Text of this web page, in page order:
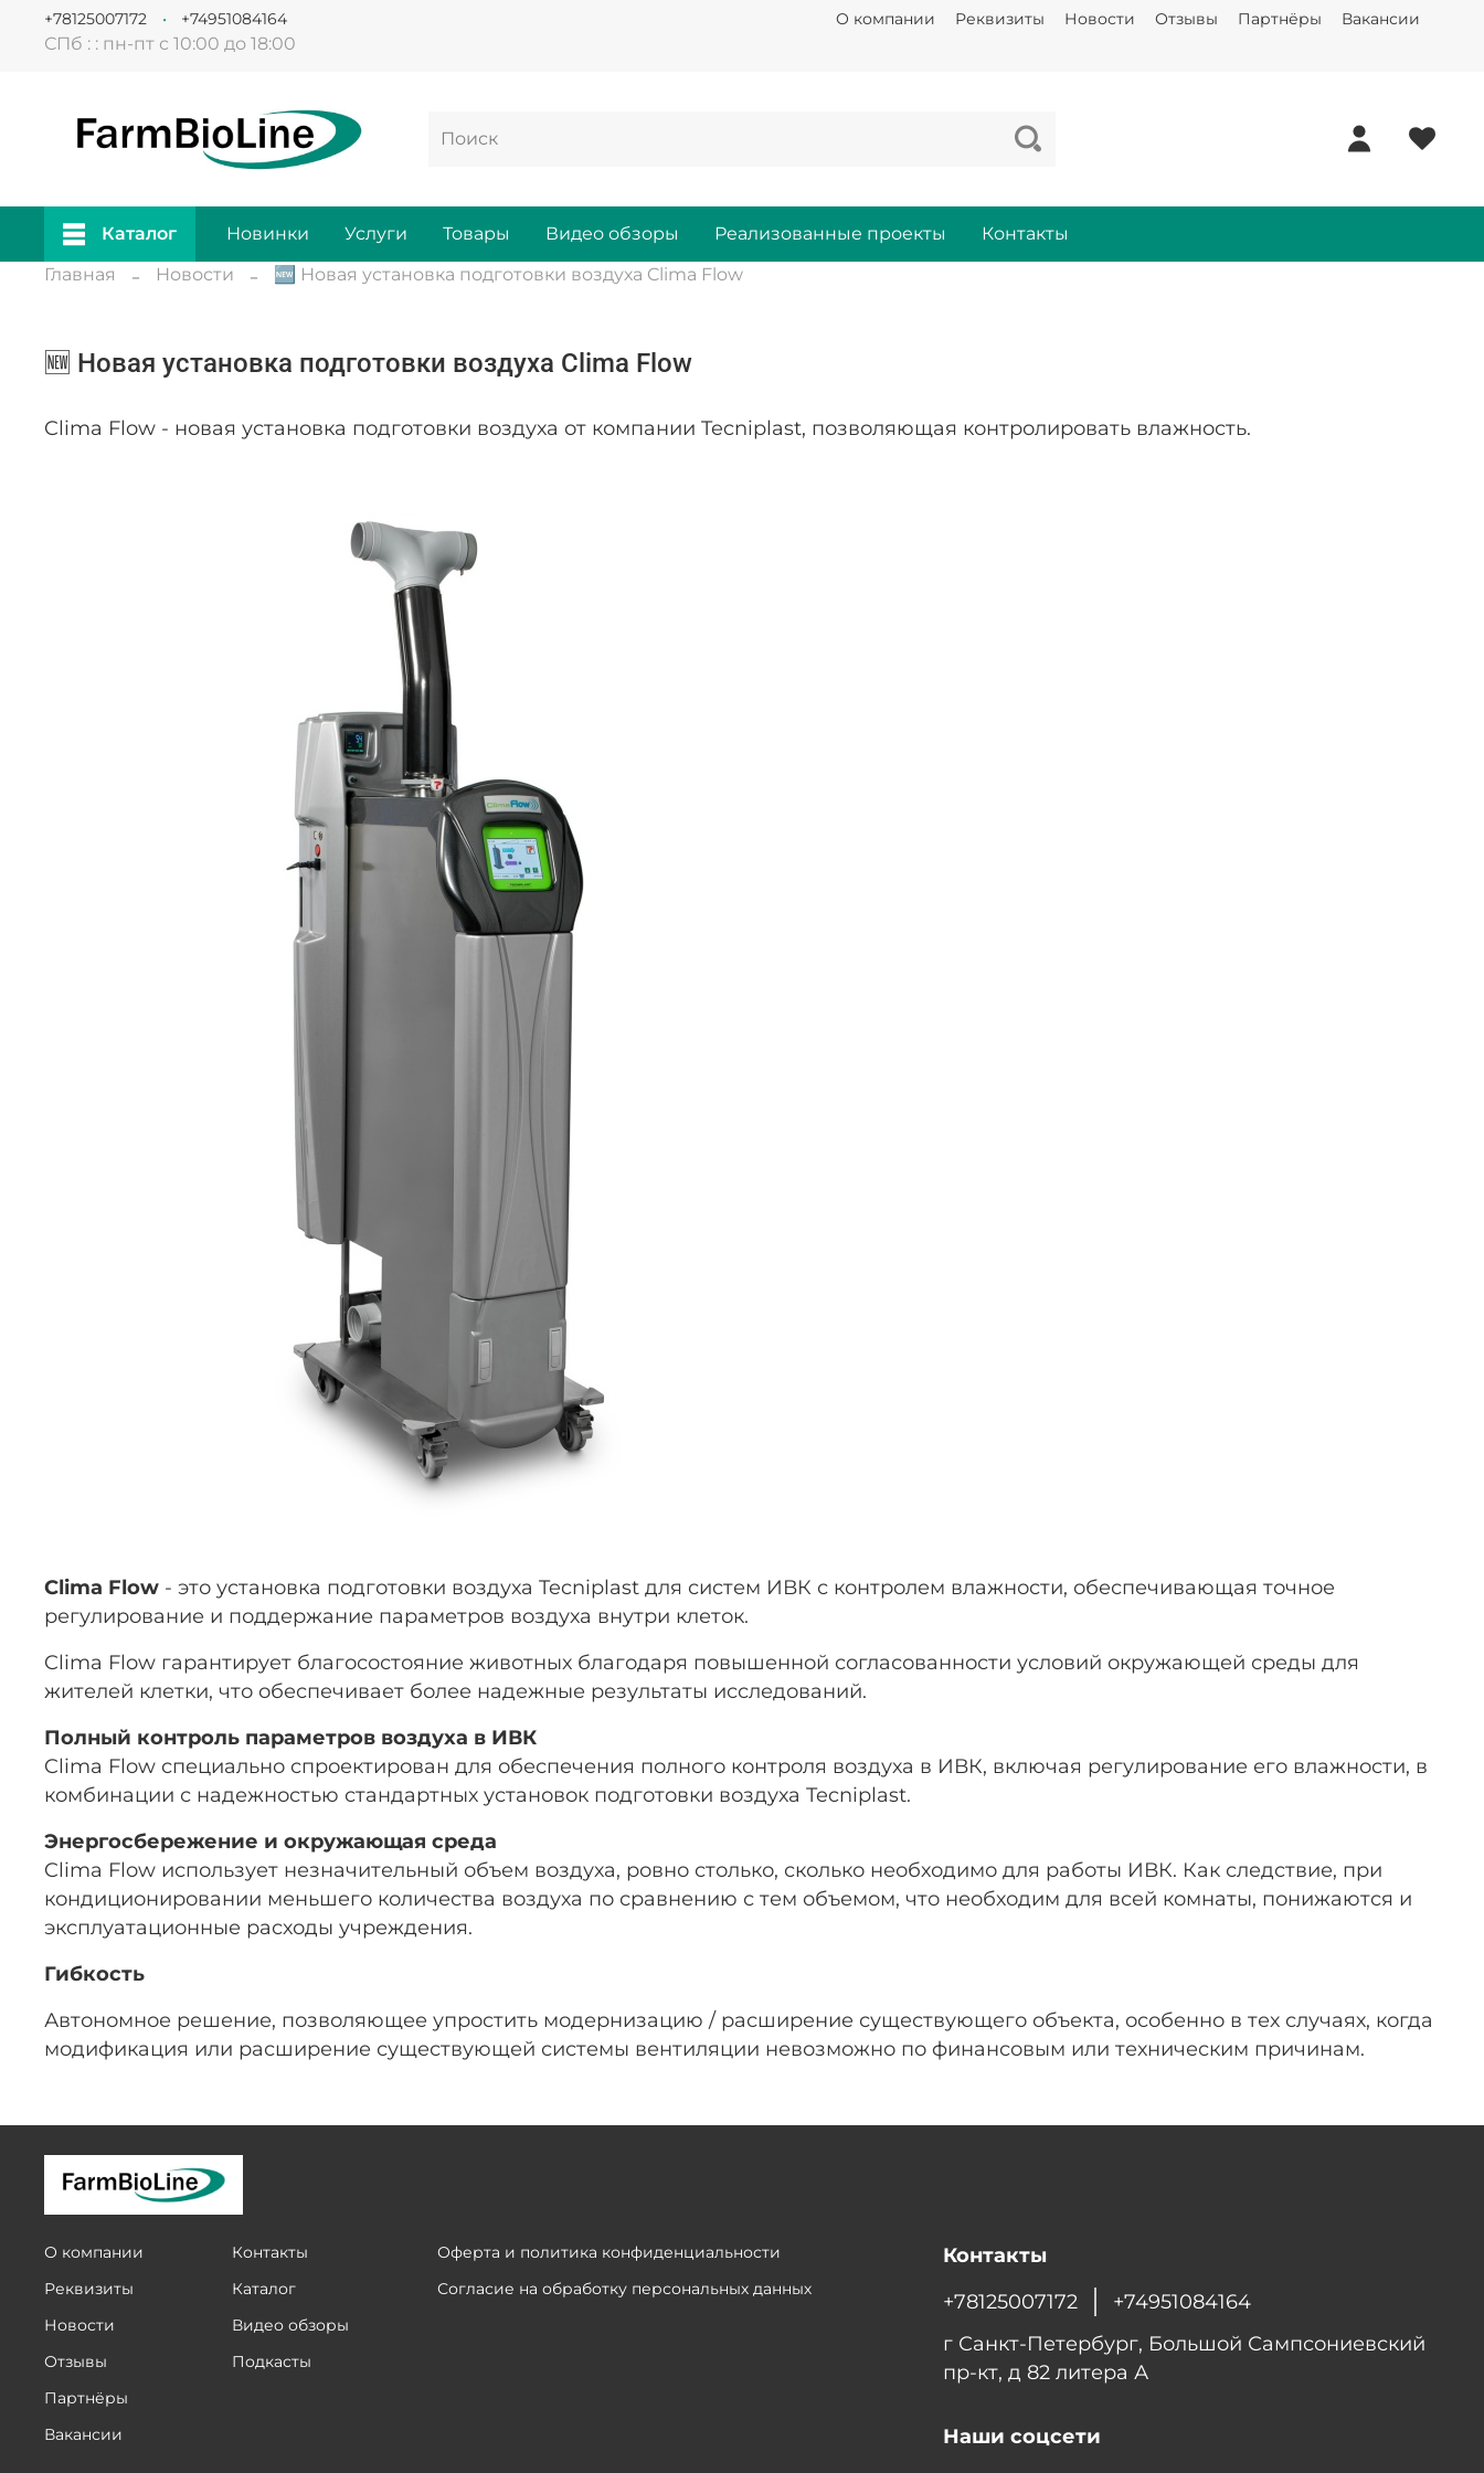
О компании Реквизиты Новости Отзывы Партнёры Вакансии
СПб : : пн-пт с 10:00 до 18:00
+78125007172 +74951084164
Каталог Новинки Услуги Товары Видео обзоры Реализованные проекты
Контакты
Главная
Новости 🆕 Новая установка подготовки воздуха Clima Flow
🆕 Новая установка подготовки воздуха Clima Flow
Clima Flow - новая установка подготовки воздуха от компании Tecniplast, позволяющая контролировать влажность.
Clima Flow - это установка подготовки воздуха Tecniplast для систем ИВК с контролем влажности, обеспечивающая точное
регулирование и поддержание параметров воздуха внутри клеток.
Clima Flow гарантирует благосостояние животных благодаря повышенной согласованности условий окружающей среды для
жителей клетки, что обеспечивает более надежные результаты исследований.
Полный контроль параметров воздуха в ИВК
Clima Flow специально спроектирован для обеспечения полного контроля воздуха в ИВК, включая регулирование его влажности, в
комбинации с надежностью стандартных установок подготовки воздуха Tecniplast.
Энергосбережение и окружающая среда
Clima Flow использует незначительный объем воздуха, ровно столько, сколько необходимо для работы ИВК. Как следствие, при
кондиционировании меньшего количества воздуха по сравнению с тем объемом, что необходим для всей комнаты, понижаются и
эксплуатационные расходы учреждения.
Гибкость
Автономное решение, позволяющее упростить модернизацию / расширение существующего объекта, особенно в тех случаях, когда
модификация или расширение существующей системы вентиляции невозможно по финансовым или техническим причинам.
О компании
Реквизиты
Новости
Отзывы
Партнёры
Вакансии
Контакты
Каталог
Видео обзоры
Подкасты
Оферта и политика конфиденциальности
Согласие на обработку персональных данных
Контакты
+78125007172
+74951084164
г Санкт-Петербург, Большой Сампсониевский
пр-кт, д 82 литера А
Наши соцсети